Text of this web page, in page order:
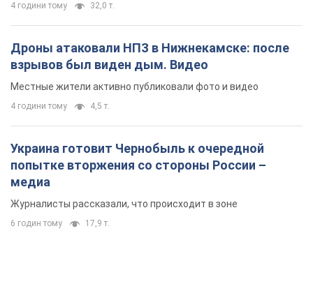
4 години тому 32,0 т.
Дроны атаковали НПЗ в Нижнекамске: после
взрывов был виден дым. Видео
Местные жители активно публиковали фото и видео
4 години тому 4,5 т.
Украина готовит Чернобыль к очередной
попытке вторжения со стороны России –
медиа
Журналисты рассказали, что происходит в зоне
6 годин тому 17,9 т.